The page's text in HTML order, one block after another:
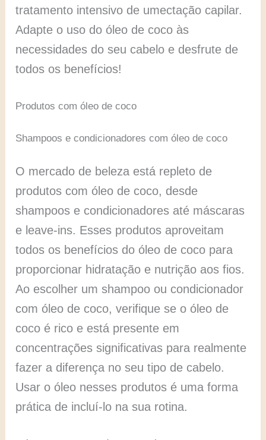
tratamento intensivo de umectação capilar.
Adapte o uso do óleo de coco às
necessidades do seu cabelo e desfrute de
todos os benefícios!
Produtos com óleo de coco
Shampoos e condicionadores com óleo de coco
O mercado de beleza está repleto de
produtos com óleo de coco, desde
shampoos e condicionadores até máscaras
e leave-ins. Esses produtos aproveitam
todos os benefícios do óleo de coco para
proporcionar hidratação e nutrição aos fios.
Ao escolher um shampoo ou condicionador
com óleo de coco, verifique se o óleo de
coco é rico e está presente em
concentrações significativas para realmente
fazer a diferença no seu tipo de cabelo.
Usar o óleo nesses produtos é uma forma
prática de incluí-lo na sua rotina.